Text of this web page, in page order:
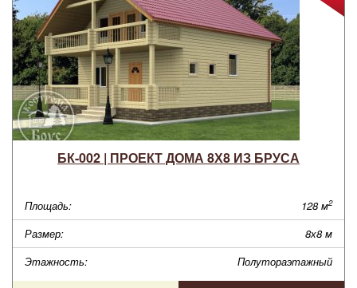
БК-002 | ПРОЕКТ ДОМА 8Х8 ИЗ БРУСА
Площадь: 128 м2
Размер:
8х8 м
Этажность:
Полутораэтажный